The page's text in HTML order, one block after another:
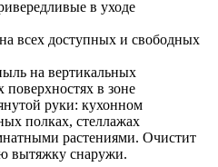
в уходе
всех доступных и свободных
на вертикальных
поверхностях в зоне
руки: кухонном
полках, стеллажах
растениями. Очистит
вытяжку снаружи.